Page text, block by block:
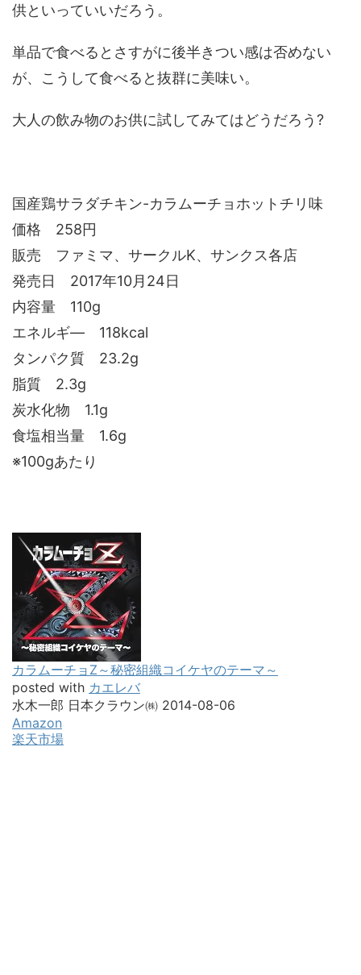
供といっていいだろう。
単品で食べるとさすがに後半きつい感は否めない
が、こうして食べると抜群に美味い。
大人の飲み物のお供に試してみてはどうだろう?
国産鶏サラダチキン-カラムーチョホットチリ味
価格 258円
販売 ファミマ、サークルK、サンクス各店
発売日 2017年10月24日
内容量 110g
エネルギ― 118kcal
タンパク質 23.2g
脂質 2.3g
炭水化物 1.1g
食塩相当量 1.6g
※100gあたり
カラムーチョZ～秘密組織コイケヤのテーマ～
posted with カエレバ
水木一郎 日本クラウン㈱ 2014-08-06
Amazon
楽天市場